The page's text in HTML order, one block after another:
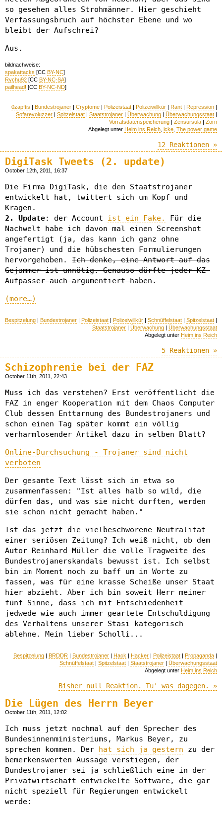
so gesehen alles Strohmänner. Hier geschieht
Verfassungsbruch auf höchster Ebene und wo
bleibt der Aufschrei?
Aus.
bildnachweise:
spakattacks [CC BY-NC]
Rychu92 [CC BY-NC-SA]
pailhead! [CC BY-NC-ND]
0zapftis | Bundestrojaner | Cryptome | Polizeistaat | Polizeiwillkür | Rant | Repression |
Sofarevoluzzer | Spitzelstaat | Staatstrojaner | Überwachung | Überwachungsstaat |
Vorratsdatenspeicherung | Zensursula | Zorn
Abgelegt unter Heim ins Reich icke The power game
12 Reaktionen »
DigiTask Tweets (2. update)
October 12th, 2011, 16:37
Die Firma DigiTask, die den Staatstrojaner
entwickelt hat, twittert sich um Kopf und
Kragen.
2. Update: der Account ist ein Fake.
Für die
Nachwelt habe ich davon mal einen Screenshot
angefertigt (ja, das kann ich ganz ohne
Trojaner) und die hübschesten Formulierungen
hervorgehoben. Ich denke, eine Antwort auf das
Gejammer ist unnötig. Genauso dürfte jeder KZ-
Aufpasser auch argumentiert haben.
(more…)
Bespitzelung Bundestrojaner Polizeistaat Polizeiwillkür Schnüffelstaat Spitzelstaat
Staatstrojaner
Überwachung
Überwachungsstaat
Abgelegt unter Heim ins Reich
5 Reaktionen »
Schizophrenie bei der FAZ
October 11th, 2011, 22:43
Muss ich das verstehen? Erst veröffentlicht die
FAZ in enger Kooperation mit dem Chaos Computer
Club dessen Enttarnung des Bundestrojaners und
schon einen Tag später kommt ein völlig
verharmlosender Artikel dazu in selben Blatt?
Online-Durchsuchung - Trojaner sind nicht
verboten
Der gesamte Text lässt sich in etwa so
zusammenfassen: "Ist alles halb so wild, die
dürfen das, und was sie nicht durften, werden
sie schon nicht gemacht haben."
Ist das jetzt die vielbeschworene Neutralität
einer seriösen Zeitung? Ich weiß nicht, ob dem
Autor Reinhard Müller die volle Tragweite des
Bundestrojanerskandals bewusst ist. Ich selbst
bin im Moment noch zu baff um in Worte zu
fassen, was für eine krasse Scheiße unser Staat
hier abzieht. Aber ich bin soweit Herr meiner
fünf Sinne, dass ich mit Entschiedenheit
jedwede wie auch immer geartete Entschuldigung
des Verhaltens unserer Stasi kategorisch
ablehne. Mein lieber Scholli...
Bespitzelung BRDDR Bundestrojaner Hack Hacker Polizeistaat Propaganda
Schnüffelstaat
Spitzelstaat Staatstrojaner
Überwachungsstaat
Abgelegt unter Heim ins Reich
Bisher null Reaktion. Tu' was dagegen. »
Die Lügen des Herrn Beyer
October 11th, 2011, 12:02
Ich muss jetzt nochmal auf den Sprecher des
Bundesinnenministeriums, Markus Beyer, zu
sprechen kommen. Der hat sich ja gestern zu der
bemerkenswerten Aussage verstiegen, der
Bundestrojaner sei ja schließlich eine in der
Privatwirtschaft entwickelte Software, die gar
nicht speziell für Regierungen entwickelt
werde: